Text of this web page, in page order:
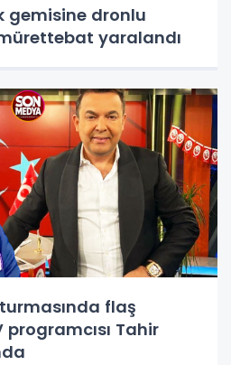
gemisine dronlu
mürettebat yaralandı
flaş
programcısı Tahir